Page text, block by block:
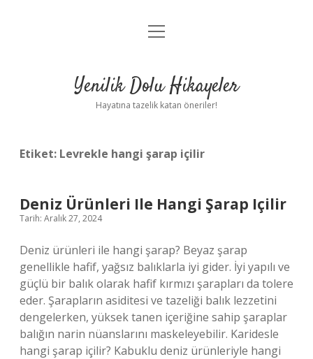
Anasayfa
Yasal Uyarı
menüyü
Yenilik Dolu Hikayeler
Hayatına tazelik katan öneriler!
Etiket: Levrekle hangi şarap içilir
Deniz Ürünleri Ile Hangi Şarap Içilir
Tarih: Aralık 27, 2024
Deniz ürünleri ile hangi şarap? Beyaz şarap
genellikle hafif, yağsız balıklarla iyi gider. İyi yapılı ve
güçlü bir balık olarak hafif kırmızı şarapları da tolere
eder. Şarapların asiditesi ve tazeliği balık lezzetini
dengelerken, yüksek tanen içeriğine sahip şaraplar
balığın narin nüanslarını maskeleyebilir. Karidesle
hangi şarap içilir? Kabuklu deniz ürünleriyle hangi